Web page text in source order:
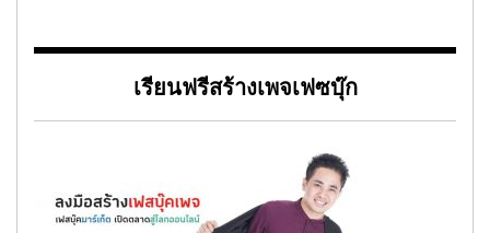
เรียนฟรีสร้างเพจเฟซบุ๊ก